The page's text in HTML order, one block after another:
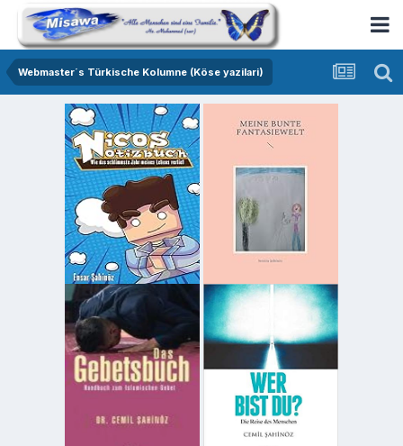
Webmaster´s Türkische Kolumne (Köse yazilari)